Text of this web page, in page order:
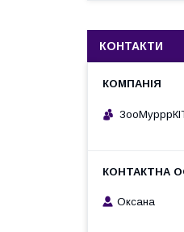
КОНТАКТИ
Оксана